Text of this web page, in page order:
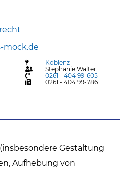
mock.de
Koblenz
Stephanie Walter
0261 - 404 99-605
0261 - 404 99-786
Gestaltung
Aufhebung von